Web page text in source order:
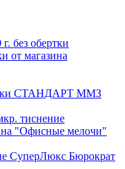
СТАНДАРТ ММЗ
СуперЛюкс Бюрократ